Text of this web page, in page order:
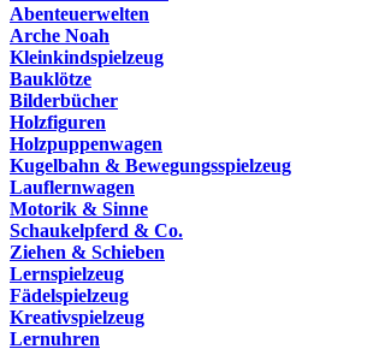
Abenteuerwelten
Arche Noah
Kleinkindspielzeug
Bauklötze
Bilderbücher
Holzfiguren
Holzpuppenwagen
Kugelbahn & Bewegungsspielzeug
Lauflernwagen
Motorik & Sinne
Schaukelpferd & Co.
Ziehen & Schieben
Lernspielzeug
Fädelspielzeug
Kreativspielzeug
Lernuhren